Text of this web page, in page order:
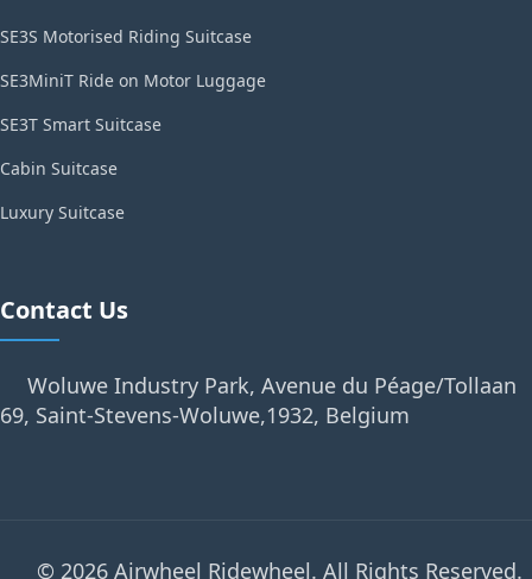
SE3S Motorised Riding Suitcase
SE3MiniT Ride on Motor Luggage
SE3T Smart Suitcase
Cabin Suitcase
Luxury Suitcase
Contact Us
Woluwe Industry Park, Avenue du Péage/Tollaan
69, Saint-Stevens-Woluwe,1932, Belgium
© 2026 Airwheel Ridewheel. All Rights Reserved.